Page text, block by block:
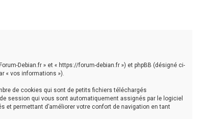
Debian.fr » et « https://forum-debian.fr ») et phpBB (désigné ci-
« vos informations »).
de cookies qui sont de petits fichiers téléchargés
session qui vous sont automatiquement assignés par le logiciel
et permettant d’améliorer votre confort de navigation en tant